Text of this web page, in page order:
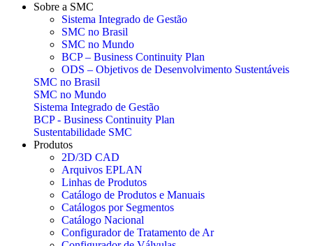
Sobre a SMC
Sistema Integrado de Gestão
SMC no Brasil
SMC no Mundo
BCP – Business Continuity Plan
ODS – Objetivos de Desenvolvimento Sustentáveis
SMC no Brasil
SMC no Mundo
Sistema Integrado de Gestão
BCP - Business Continuity Plan
Sustentabilidade SMC
Produtos
2D/3D CAD
Arquivos EPLAN
Linhas de Produtos
Catálogo de Produtos e Manuais
Catálogos por Segmentos
Catálogo Nacional
Configurador de Tratamento de Ar